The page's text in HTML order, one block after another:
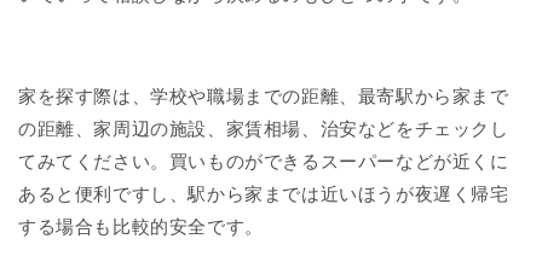
家を探す際は、学校や職場までの距離、最寄駅から家まで
の距離、家周辺の施設、家賃相場、治安などをチェックし
てみてください。買いものができるスーパーなどが近くに
あると便利ですし、駅から家までは近いほうが夜遅く帰宅
する場合も比較的安全です。